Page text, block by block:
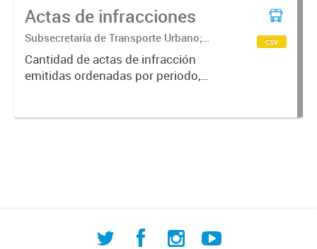
Actas de infracciones
Subsecretaría de Transporte Urbano;
Secretaría de Movilidad Urbana y
Seguridad ciudadana
Cantidad de actas de infracción
emitidas ordenadas por periodo,
csv